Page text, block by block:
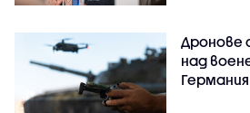
Дронове
над
Германия